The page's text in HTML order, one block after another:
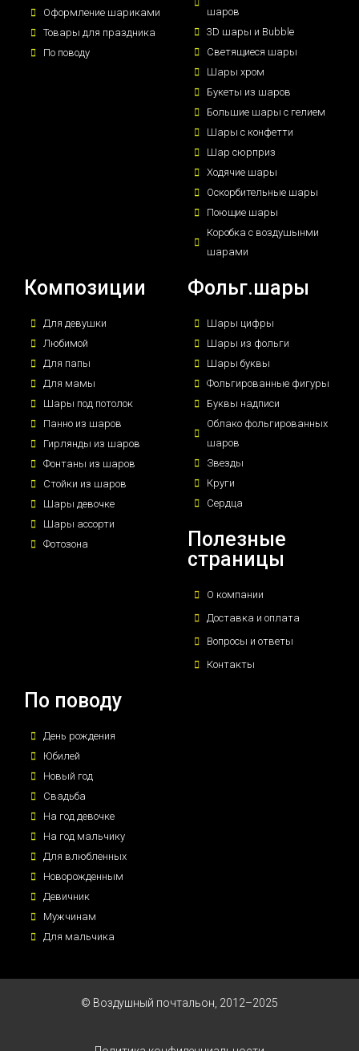
Оформление шариками
Товары для праздника
По поводу
шаров
3D шары и Bubble
Светящиеся шары
Шары хром
Букеты из шаров
Большие шары с гелием
Шары с конфетти
Шар сюрприз
Ходячие шары
Оскорбительные шары
Поющие шары
Коробка с воздушынми
шарами
Композиции
Для девушки
Любимой
Для папы
Для мамы
Шары под потолок
Панно из шаров
Гирлянды из шаров
Фонтаны из шаров
Стойки из шаров
Шары девочке
Шары ассорти
Фотозона
Фольг.шары
Шары цифры
Шары из фольги
Шары буквы
Фольгированные фигуры
Буквы надписи
Облако фольгированных
шаров
Звезды
Круги
Сердца
Полезные
страницы
О компании
Доставка и оплата
Вопросы и ответы
Контакты
По поводу
День рождения
Юбилей
Новый год
Свадьба
На год девочке
На год мальчику
Для влюбленных
Новорожденным
Девичник
Мужчинам
Для мальчика
© Воздушный почтальон, 2012–2025